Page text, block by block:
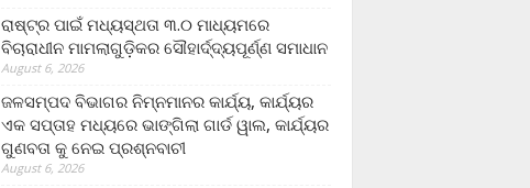
ରାଷ୍ଟ୍ର ପାଇଁ ମଧ୍ୟସ୍ଥତା ୩.୦ ମାଧ୍ୟମରେ
ବିଚାରାଧୀନ ମାମଲାଗୁଡ଼ିକର ସୌହାର୍ଦ୍ଦ୍ୟପୂର୍ଣ୍ଣ ସମାଧାନ
August 6, 2026
ଜଳସମ୍ପଦ ବିଭାଗର ନିମ୍ନମାନର କାର୍ଯ୍ୟ, କାର୍ଯ୍ୟର
ଏକ ସପ୍ତାହ ମଧ୍ୟରେ ଭାଙ୍ଗିଲା ଗାର୍ଡ ୱାଲ, କାର୍ଯ୍ୟର
ଗୁଣବତା କୁ ନେଇ ପ୍ରଶ୍ନବାଚୀ
August 6, 2026